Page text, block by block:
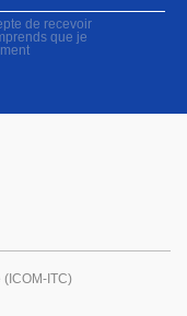
de recevoir
que je
ITC)